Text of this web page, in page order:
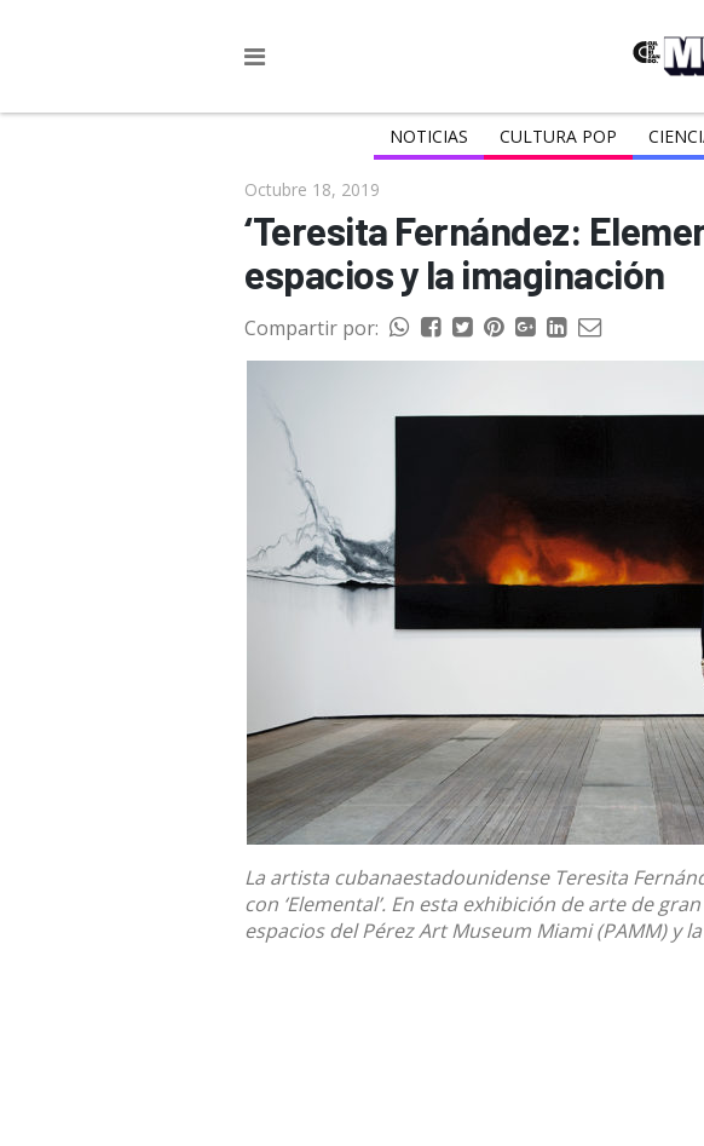
NOTICIAS CULTURA POP
Octubre 18, 2019
‘Teresita Fernández:
espacios y la imaginación
Compartir por:
La artista cubanaestadounidense Teresita
con ‘Elemental’. En esta exhibición de arte de
espacios del Pérez Art Museum Miami (PAMM) y